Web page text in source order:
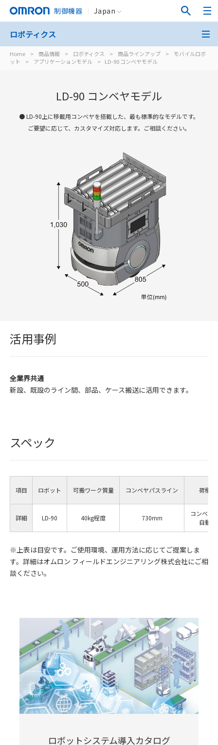
制御機器 Japan
Home > 商品情報 > ロボティクス > 商品ラインアップ >
モバイルロボ
ット
> アプリケーションモデル > LD-90 コンベヤモデル
ロボティクス
LD-90 コンベヤモデル
● LD-90上に移載用コンベヤを搭載した、最も標準的なモデルです。
ご要望に応じて、カスタマイズ対応します。ご相談ください。
活用事例
全業界共通
新設、既設のライン間、部品、ケース搬送に活用できます。
スペック
項目 ロボット 可搬ワーク質量 コンベヤパスライン 荷積方
詳細 LD-90 40kg程度 730mm
コンベヤ
自動移
※上表は目安です。ご使用環境、運用方法に応じてご提案しま
す。詳細はオムロン フィールドエンジニアリング株式会社にご相
談ください。
ロボットシステム導入カタログ